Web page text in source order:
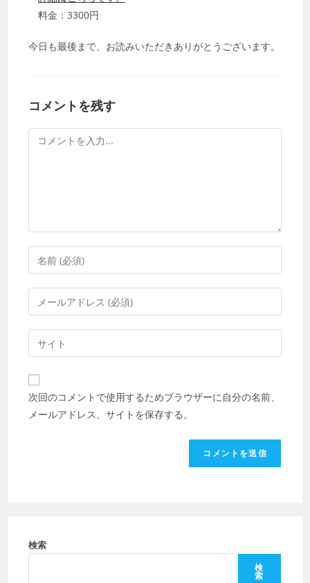
料金：3300円
今日も最後まで、お読みいただきありがとうございます。
コメントを残す
メ
ン
る
名
前
ま
た
入
ー
ル
ア
レ
ス
を
ン
ト
Web
サ
イ
ト
の
だ
次回のコメントで使用するためブラウザーに自分の名前、
メールアドレス、サイトを保存する。
検索
検
索